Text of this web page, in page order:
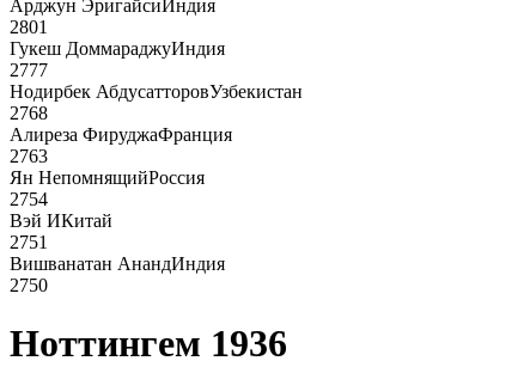
Арджун ЭригайсиИндия
2801
Гукеш ДоммараджуИндия
2777
Нодирбек АбдусатторовУзбекистан
2768
Алиреза ФируджаФранция
2763
Ян НепомнящийРоссия
2754
Вэй ИКитай
2751
Вишванатан АнандИндия
2750
Ноттингем 1936